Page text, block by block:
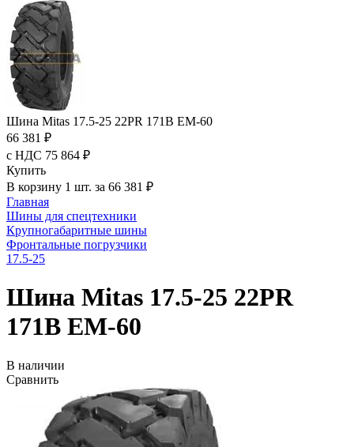
Шина Mitas 17.5-25 22PR 171B EM-60
66 381 ₽
с НДС 75 864 ₽
Купить
В корзину 1 шт. за 66 381 ₽
Главная
Шины для спецтехники
Крупногабаритные шины
Фронтальные погрузчики
17.5-25
Шина Mitas 17.5-25 22PR
171B EM-60
В наличии
Сравнить